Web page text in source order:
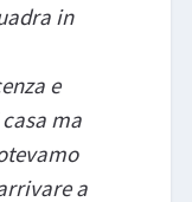
in
e
ma
a